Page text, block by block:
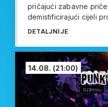
pričajući zabavne
demistificirajući cijeli
DETALJNIJE
14.08. (21:00)